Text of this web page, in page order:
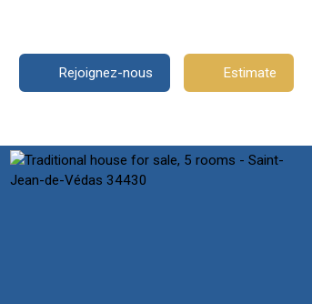
Rejoignez-nous Estimate